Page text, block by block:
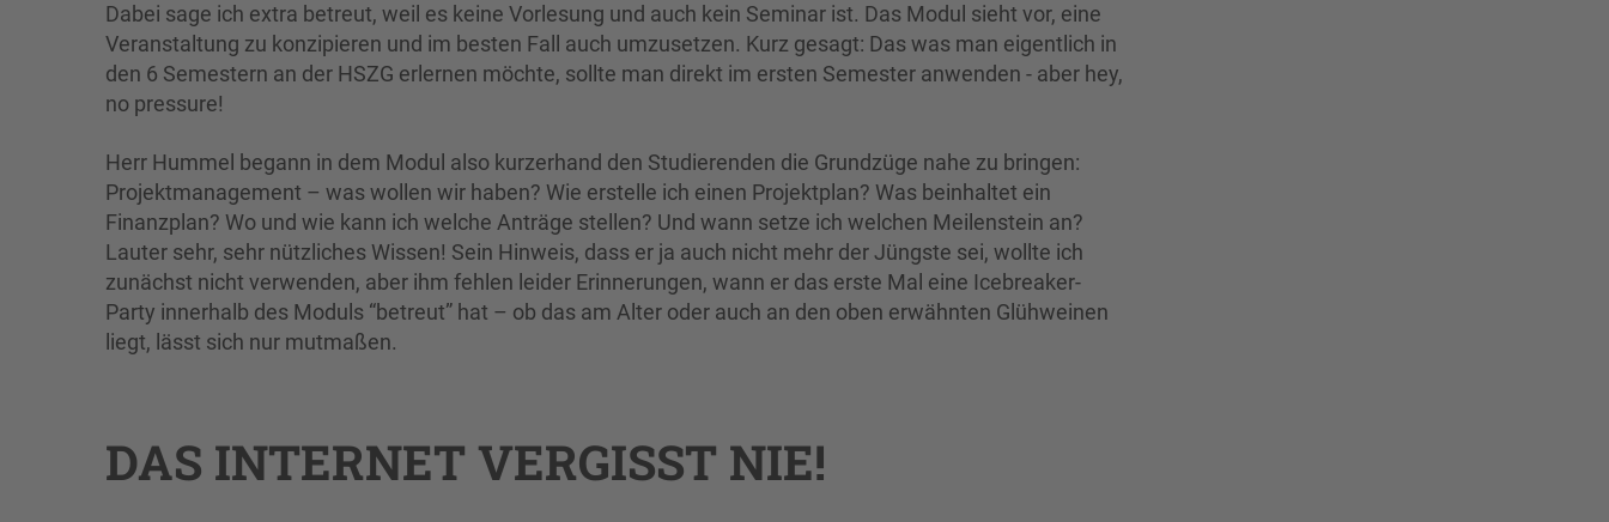
Dabei sage ich extra betreut, weil es keine Vorlesung und auch kein Seminar ist. Das Modul sieht vor, eine
Veranstaltung zu konzipieren und im besten Fall auch umzusetzen. Kurz gesagt: Das was man eigentlich in
den 6 Semestern an der HSZG erlernen möchte, sollte man direkt im ersten Semester anwenden - aber hey,
no pressure!
Herr Hummel begann in dem Modul also kurzerhand den Studierenden die Grundzüge nahe zu bringen:
Projektmanagement – was wollen wir haben? Wie erstelle ich einen Projektplan? Was beinhaltet ein
Finanzplan? Wo und wie kann ich welche Anträge stellen? Und wann setze ich welchen Meilenstein an?
Lauter sehr, sehr nützliches Wissen! Sein Hinweis, dass er ja auch nicht mehr der Jüngste sei, wollte ich
zunächst nicht verwenden, aber ihm fehlen leider Erinnerungen, wann er das erste Mal eine Icebreaker-
Party innerhalb des Moduls “betreut” hat – ob das am Alter oder auch an den oben erwähnten Glühweinen
liegt, lässt sich nur mutmaßen.
DAS INTERNET VERGISST NIE!